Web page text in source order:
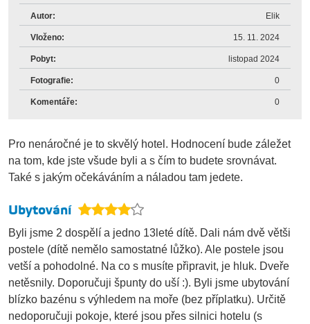
Autor: Elik
Vloženo: 15. 11. 2024
Pobyt: listopad 2024
Fotografie: 0
Komentáře: 0
Pro nenáročné je to skvělý hotel. Hodnocení bude záležet
na tom, kde jste všude byli a s čím to budete srovnávat.
Také s jakým očekáváním a náladou tam jedete.
Ubytování
Byli jsme 2 dospělí a jedno 13leté dítě. Dali nám dvě větši
postele (dítě nemělo samostatné lůžko). Ale postele jsou
vetší a pohodolné. Na co s musíte připravit, je hluk. Dveře
netěsnily. Doporučuji špunty do uší :). Byli jsme ubytování
blízko bazénu s výhledem na moře (bez příplatku). Určitě
nedoporučuji pokoje, které jsou přes silnici hotelu (s